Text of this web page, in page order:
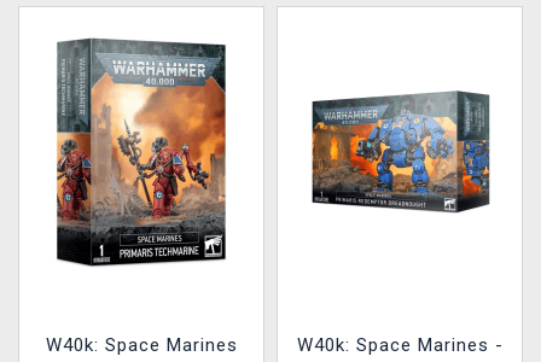
W40k: Space Marines
W40k: Space Marines -